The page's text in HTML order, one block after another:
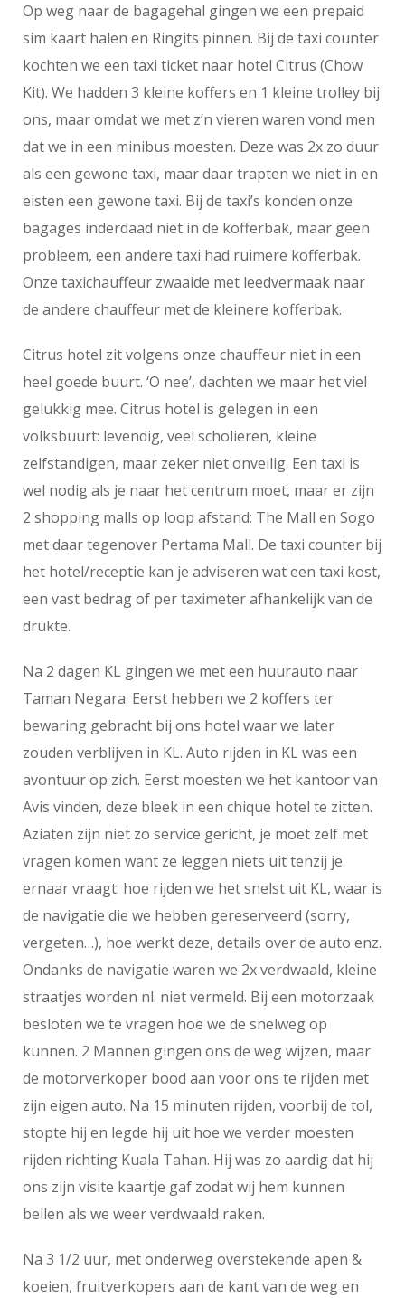
Op weg naar de bagagehal gingen we een prepaid
sim kaart halen en Ringits pinnen. Bij de taxi counter
kochten we een taxi ticket naar hotel Citrus (Chow
Kit). We hadden 3 kleine koffers en 1 kleine trolley bij
ons, maar omdat we met z’n vieren waren vond men
dat we in een minibus moesten. Deze was 2x zo duur
als een gewone taxi, maar daar trapten we niet in en
eisten een gewone taxi. Bij de taxi’s konden onze
bagages inderdaad niet in de kofferbak, maar geen
probleem, een andere taxi had ruimere kofferbak.
Onze taxichauffeur zwaaide met leedvermaak naar
de andere chauffeur met de kleinere kofferbak.
Citrus hotel zit volgens onze chauffeur niet in een
heel goede buurt. ‘O nee’, dachten we maar het viel
gelukkig mee. Citrus hotel is gelegen in een
volksbuurt: levendig, veel scholieren, kleine
zelfstandigen, maar zeker niet onveilig. Een taxi is
wel nodig als je naar het centrum moet, maar er zijn
2 shopping malls op loop afstand: The Mall en Sogo
met daar tegenover Pertama Mall. De taxi counter bij
het hotel/receptie kan je adviseren wat een taxi kost,
een vast bedrag of per taximeter afhankelijk van de
drukte.
Na 2 dagen KL gingen we met een huurauto naar
Taman Negara. Eerst hebben we 2 koffers ter
bewaring gebracht bij ons hotel waar we later
zouden verblijven in KL. Auto rijden in KL was een
avontuur op zich. Eerst moesten we het kantoor van
Avis vinden, deze bleek in een chique hotel te zitten.
Aziaten zijn niet zo service gericht, je moet zelf met
vragen komen want ze leggen niets uit tenzij je
ernaar vraagt: hoe rijden we het snelst uit KL, waar is
de navigatie die we hebben gereserveerd (sorry,
vergeten…), hoe werkt deze, details over de auto enz.
Ondanks de navigatie waren we 2x verdwaald, kleine
straatjes worden nl. niet vermeld. Bij een motorzaak
besloten we te vragen hoe we de snelweg op
kunnen. 2 Mannen gingen ons de weg wijzen, maar
de motorverkoper bood aan voor ons te rijden met
zijn eigen auto. Na 15 minuten rijden, voorbij de tol,
stopte hij en legde hij uit hoe we verder moesten
rijden richting Kuala Tahan. Hij was zo aardig dat hij
ons zijn visite kaartje gaf zodat wij hem kunnen
bellen als we weer verdwaald raken.
Na 3 1/2 uur, met onderweg overstekende apen &
koeien, fruitverkopers aan de kant van de weg en